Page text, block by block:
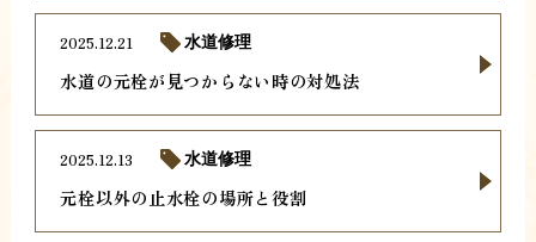
水道の元栓が見つからない時の対処法
2025.12.21 水道修理
元栓以外の止水栓の場所と役割
2025.12.13 水道修理